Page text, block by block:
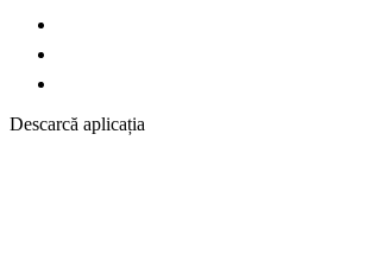
Descarcă aplicația